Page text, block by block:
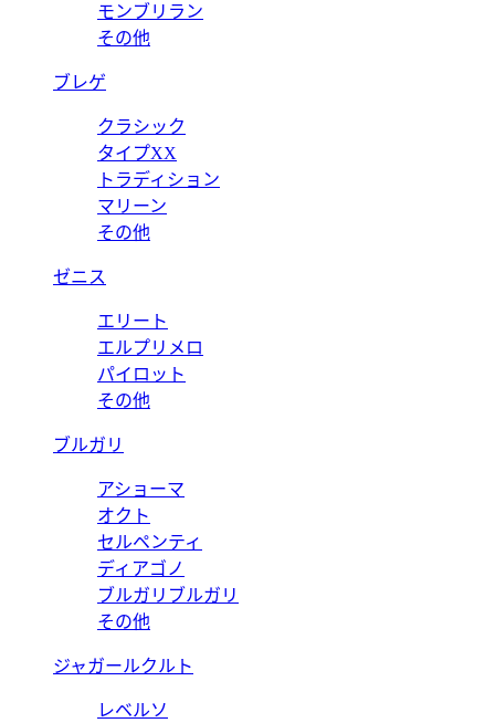
モンブリラン
その他
ブレゲ
クラシック
タイプXX
トラディション
マリーン
その他
ゼニス
エリート
エルプリメロ
パイロット
その他
ブルガリ
アショーマ
オクト
セルペンティ
ディアゴノ
ブルガリブルガリ
その他
ジャガールクルト
レベルソ